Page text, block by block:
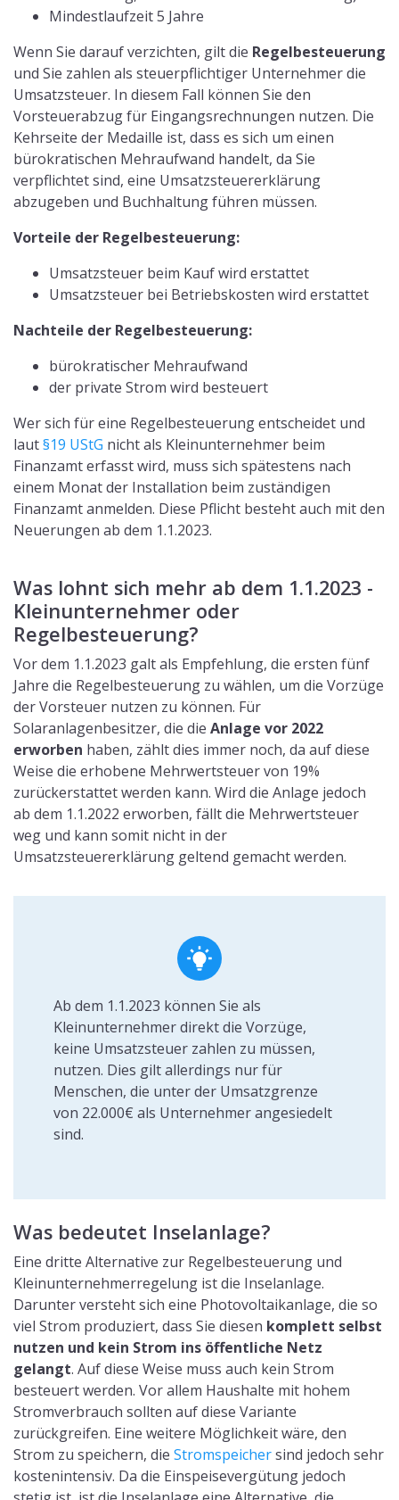
Wer sich für eine Regelbesteuerung entscheidet und
laut
§19 UStG
nicht als Kleinunternehmer beim
Finanzamt erfasst wird, muss sich spätestens nach
einem Monat der Installation beim zuständigen
Finanzamt anmelden. Diese Pflicht besteht auch mit den
Neuerungen ab dem 1.1.2023.
Was lohnt sich mehr ab dem 1.1.2023 -
Kleinunternehmer oder
Regelbesteuerung?
Jahre die Regelbesteuerung zu wählen, um die Vorzüge
der Vorsteuer nutzen zu können. Für
Solaranlagenbesitzer, die dieAnlage vor 2022
Weise die erhobene Mehrwertsteuer von 19%
zurückerstattet werden kann. Wird die Anlage jedoch
weg und kann somit nicht in der
Umsatzsteuererklärung geltend gemacht werden.
Ab dem 1.1.2023 können Sie als
Kleinunternehmer direkt die Vorzüge,
keine Umsatzsteuer zahlen zu müssen,
nutzen. Dies gilt allerdings nur für
Menschen, die unter der Umsatzgrenze
von 22.000€ als Unternehmer angesiedelt
sind.
Was bedeutet Inselanlage?
Eine dritte Alternative zur Regelbesteuerung und
Darunter versteht sich eine Photovoltaikanlage, die so
nutzen und kein Strom ins öffentliche Netz
. Auf diese Weise muss auch kein Strom
Stromverbrauch sollten auf diese Variante
zurückgreifen. Eine weitere Möglichkeit wäre, den
Strom zu speichern, dieStromspeichersind jedoch sehr
kostenintensiv. Da die Einspeisevergütung jedoch
stetig ist, ist die Inselanlage eine Alternative, die
durchaus in Erwägung gezogen werden sollte.
Sind Sie interessiert an einer
Photovoltaik Anlage?
Unsere Experten beraten Sie zum Thema Planung,
Installation und Kauf einer Solar-Anlage
Kostenlose Photovoltaik Beratung